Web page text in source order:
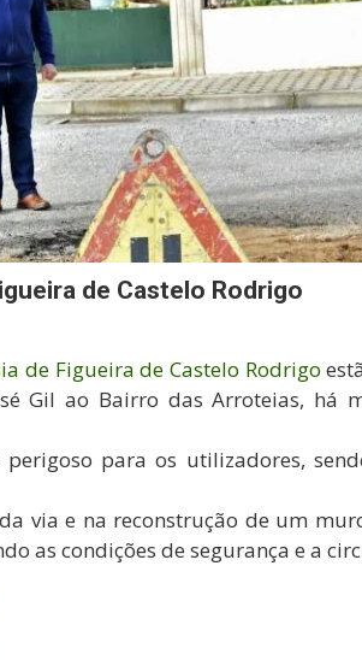
de Castelo Rodrigo
de Figueira de Castelo Rodrigo
Gil ao Bairro das Arroteias, há
para os utilizadores,
via e na reconstrução de um
as condições de segurança e a